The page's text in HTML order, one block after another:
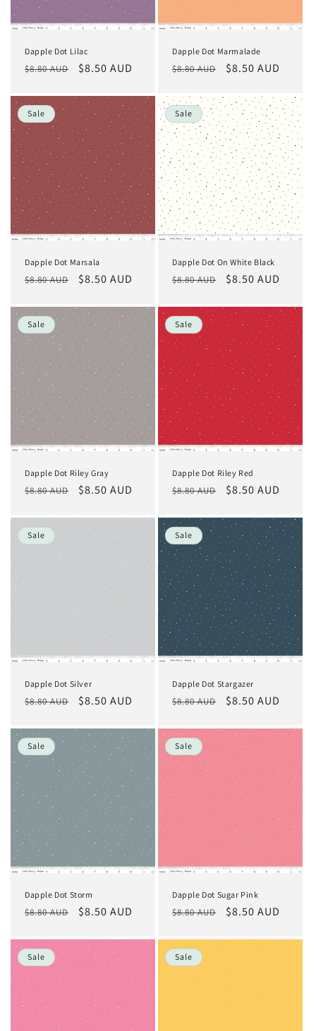
Dapple Dot Lilac
Normaler
$8.80 AUD Verkaufspreis
$8.50 AUD
Dapple Dot Marmalade
Normaler
$8.80 AUD Verkaufspreis
$8.50 AUD
Sale
Dapple Dot Marsala
Normaler
$8.80 AUD Verkaufspreis
$8.50 AUD
Sale
Dapple Dot On White Black
Normaler
$8.80 AUD Verkaufspreis
$8.50 AUD
Sale
Dapple Dot Riley Gray
Normaler
$8.80 AUD Verkaufspreis
$8.50 AUD
Sale
Dapple Dot Riley Red
Normaler
$8.80 AUD Verkaufspreis
$8.50 AUD
Sale
Dapple Dot Silver
Normaler
$8.80 AUD Verkaufspreis
$8.50 AUD
Sale
Dapple Dot Stargazer
Normaler
$8.80 AUD Verkaufspreis
$8.50 AUD
Sale
Dapple Dot Storm
Normaler
$8.80 AUD Verkaufspreis
$8.50 AUD
Sale
Dapple Dot Sugar Pink
Normaler
$8.80 AUD Verkaufspreis
$8.50 AUD
Sale Sale